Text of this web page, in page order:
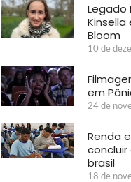
Legado
Kinsella
Bloom
10 de
em
24 de
Renda
concluir
brasil
18 de